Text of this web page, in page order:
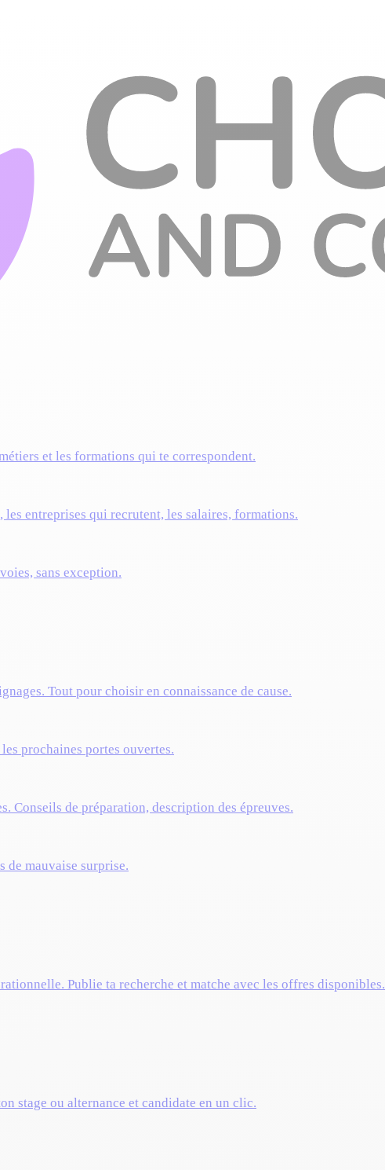
et les formations qui te correspondent.
entreprises qui recrutent, les salaires, formations.
sans exception.
Tout pour choisir en connaissance de cause.
prochaines portes ouvertes.
Conseils de préparation, description des épreuves.
de mauvaise surprise.
Publie ta recherche et matche avec les offres disponibles.
stage ou alternance et candidate en un clic.